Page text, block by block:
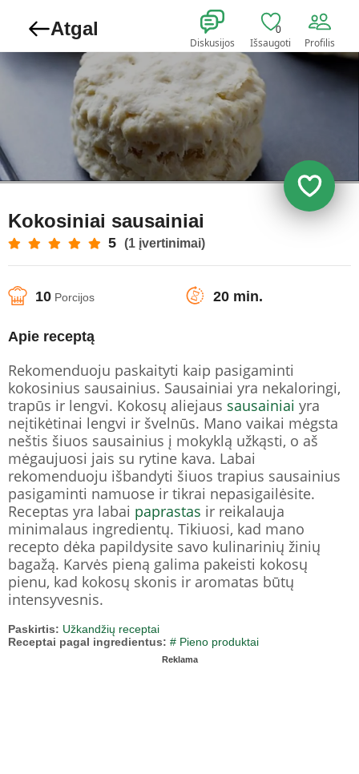
Atgal
Diskusijos
0
Išsaugoti Profilis
Kokosiniai sausainiai
5 (1 įvertinimai)
10 Porcijos 20 min.
Apie receptą
Rekomenduoju paskaityti kaip pasigaminti
kokosinius sausainius. Sausainiai yra nekaloringi,
trapūs ir lengvi. Kokosų aliejaus sausainiai yra
neįtikėtinai lengvi ir švelnūs. Mano vaikai mėgsta
neštis šiuos sausainius į mokyklą užkąsti, o aš
mėgaujuosi jais su rytine kava. Labai
rekomenduoju išbandyti šiuos trapius sausainius
pasigaminti namuose ir tikrai nepasigailėsite.
Receptas yra labai paprastas ir reikalauja
minimalaus ingredientų. Tikiuosi, kad mano
recepto dėka papildysite savo kulinarinių žinių
bagažą. Karvės pieną galima pakeisti kokosų
pienu, kad kokosų skonis ir aromatas būtų
intensyvesnis.
Paskirtis: Užkandžių receptai
Receptai pagal ingredientus: # Pieno produktai
Reklama